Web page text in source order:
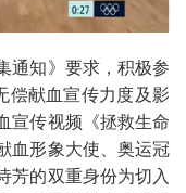
通知》要求，积极参
偿献血宣传力度及影
宣传视频《拯救生命
血形象大使、奥运冠
芳的双重身份为切入